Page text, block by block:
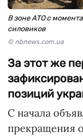
В зоне АТО с
силовиков
© nbnews.com.ua
За этот же
позиций
С начала
прекращения